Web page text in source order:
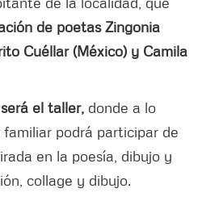
de poetas Zingonia
Cuéllar (México) y Camila
el taller, donde a lo
podrá participar de
en la poesía, dibujo y
collage y dibujo.